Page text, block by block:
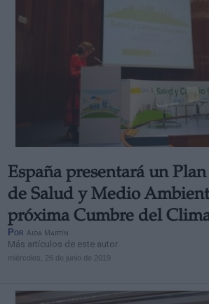
España presentará un
de Salud y Medio
próxima Cumbre del
Por Aida Martín
Más artículos de este autor
miércoles, 26 de junio de 2019